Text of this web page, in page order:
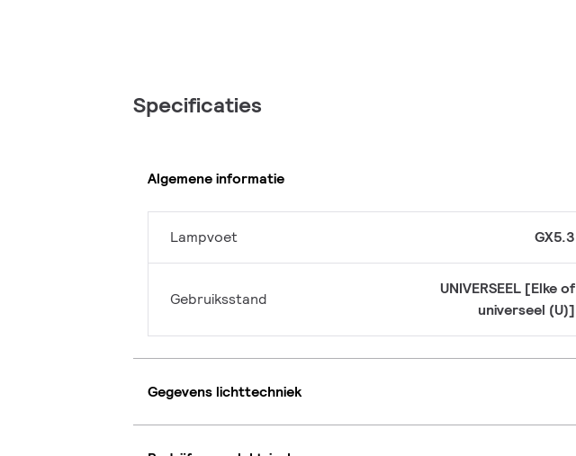
Specificaties
Algemene informatie
Lampvoet GX5.3
Gebruiksstand
UNIVERSEEL [Elke of
universeel (U)]
Gegevens lichttechniek